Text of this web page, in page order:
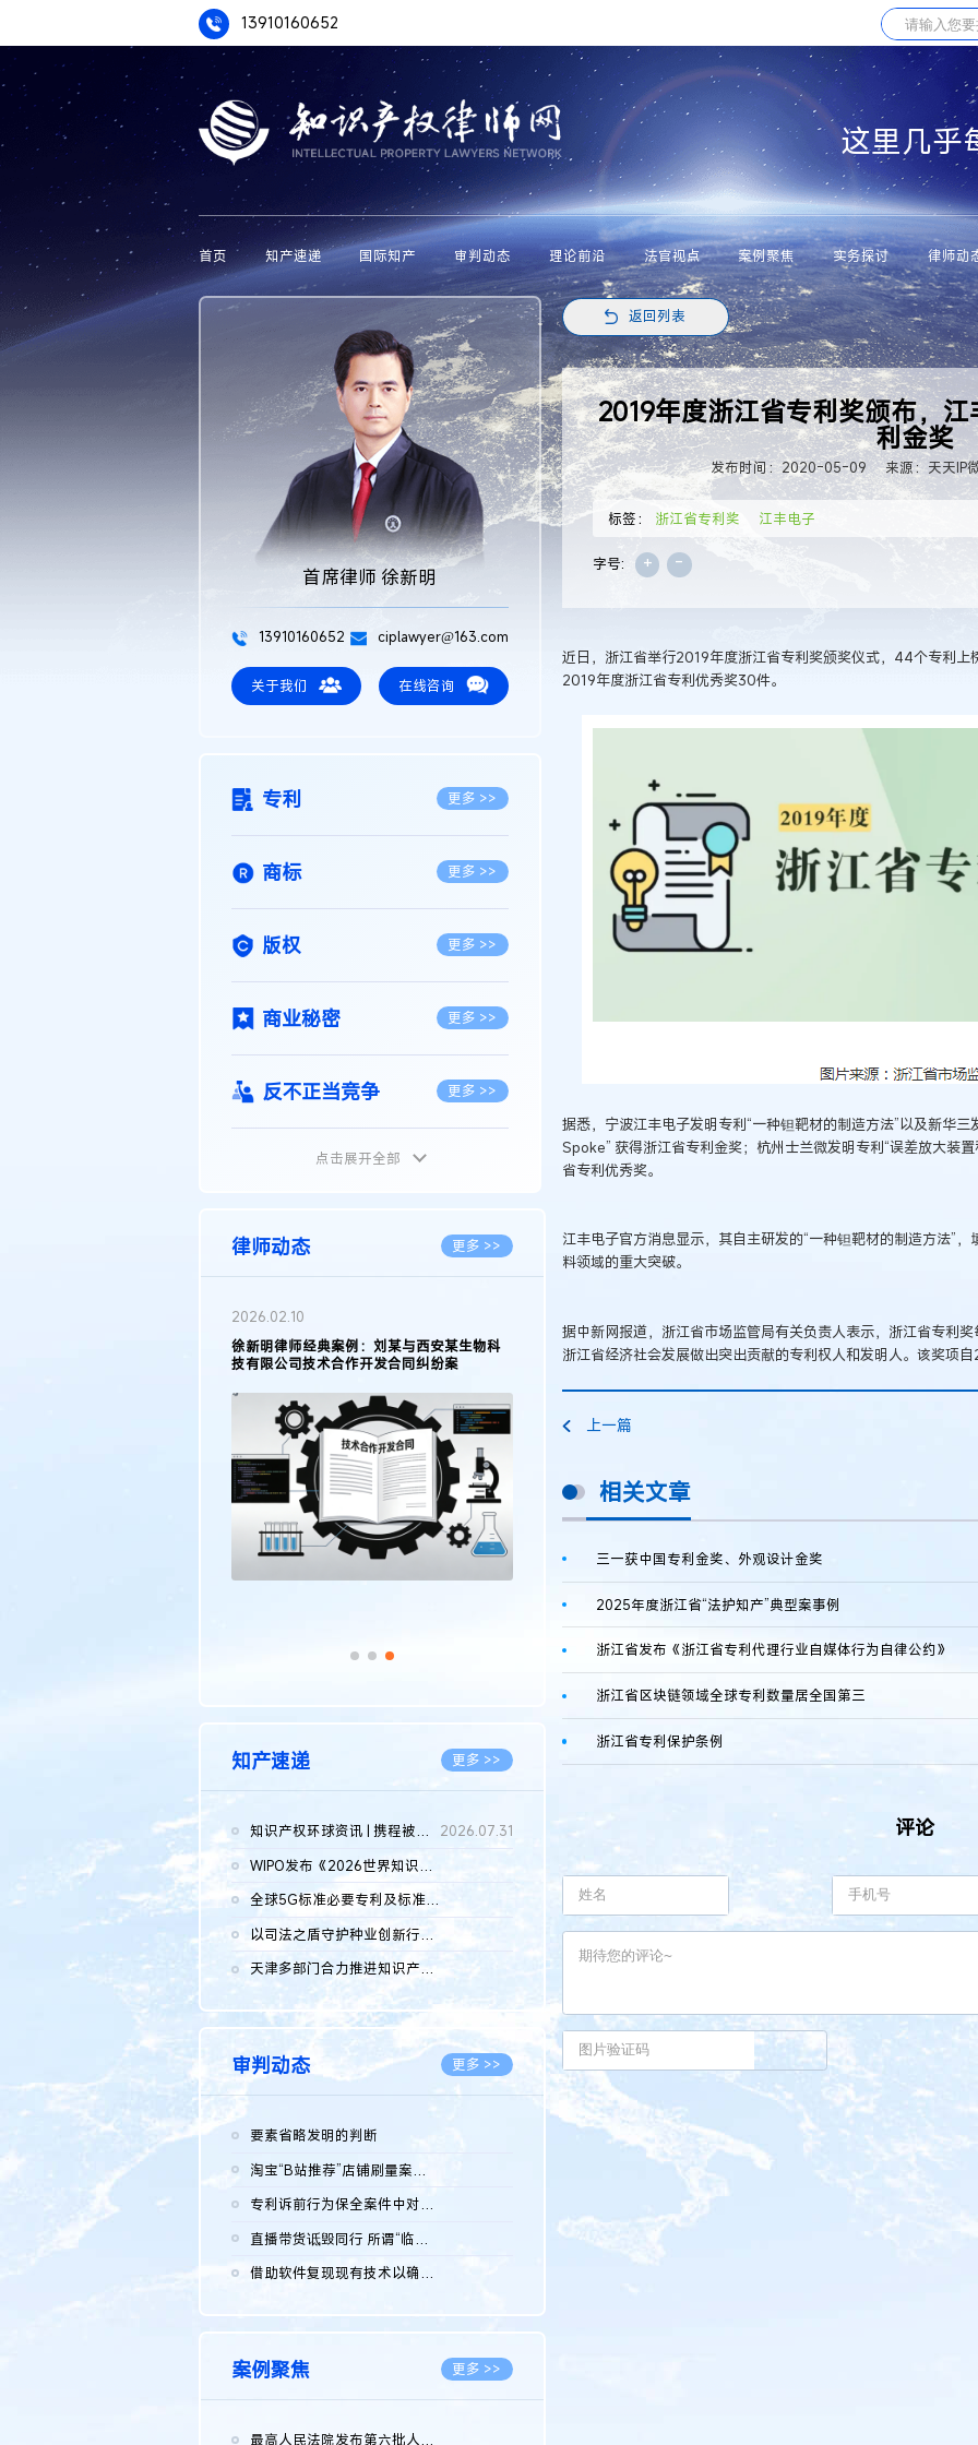
13910160652
这里几乎
首页 知产速递 国际知产 审判动态 理论前沿 法官视点 案例聚焦 实务探讨 律师动
首席律师 徐新明
13910160652 ciplawyer@163.com
关于我们 在线咨询
专利 更多 >>
商标 更多 >>
版权 更多 >>
商业秘密 更多 >>
反不正当竞争 更多 >>
植物新品种
地理标志 更多 >>
集成电路布图设计
传统文化 更多 >>
点击展开全部
律师动态 更多 >>
2026.02.10
徐新明律师经典案例：刘某与西安某生物科
技有限公司技术合作开发合同纠纷案
知产速递 更多 >>
知识产权环球资讯 | 携程被市监总局罚51.79亿；瑞幸泰国商标案上...
2026.07.31
WIPO发布《2026世界知识产权报告》 含报告全文
全球5G标准必要专利及标准提案研究报告（2026年）全文发布
以司法之盾守护种业创新行稳致远
2026.08.05
天津多部门合力推进知识产权保护工作
2026.08.05
审判动态 更多 >>
要素省略发明的判断
淘宝“B站推荐”店铺刷量案维持原判，两被告连带赔偿150万元
专利诉前行为保全案件中对仿制药申请人曾作出三类声明的考量及违...
直播带货诋毁同行 所谓“临场发挥”不免责
借助软件复现现有技术以确认相关参数特征是否被公开
案例聚焦 更多 >>
最高人民法院发布第六批人民法院种业知识产权司法保护典型案例 含...
返回列表
2019年度浙江省专利奖颁布，
利金奖
发布时间：2020-05-09 来源：天天IP
标签： 浙江省专利奖 江丰电子
字号: + -
近日，浙江省举行2019年度浙江省专利奖颁奖仪式，44个专利
2019年度浙江省专利优秀奖30件。
据悉，宁波江丰电子发明专利“一种钽靶材的制造方法”以及新华
Spoke” 获得浙江省专利金奖；杭州士兰微发明专利“误差放大装
省专利优秀奖。
江丰电子官方消息显示，其自主研发的“一种钽靶材的制造方法”
料领域的重大突破。
据中新网报道，浙江省市场监管局有关负责人表示，浙江省专利
浙江省经济社会发展做出突出贡献的专利权人和发明人。该奖项
上一篇
相关文章
三一获中国专利金奖、外观设计金奖
2025年度浙江省“法护知产”典型案事例
浙江省发布《浙江省专利代理行业自媒体行为自律公约》
浙江省区块链领域全球专利数量居全国第三
浙江省专利保护条例
评论